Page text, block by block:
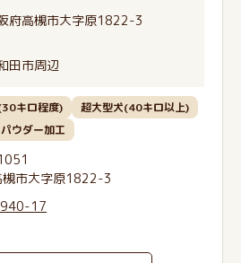
府高槻市大字原1822-3
田市周辺
キロ程度)
超大型犬(40キロ以上)
パウダー加工
槻市大字原1822-3
17